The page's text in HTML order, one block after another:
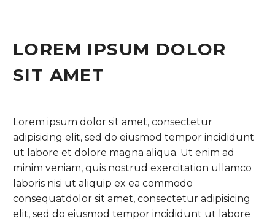
LOREM IPSUM DOLOR
SIT AMET
Lorem ipsum dolor sit amet, consectetur
adipisicing elit, sed do eiusmod tempor incididunt
ut labore et dolore magna aliqua. Ut enim ad
minim veniam, quis nostrud exercitation ullamco
laboris nisi ut aliquip ex ea commodo
consequatdolor sit amet, consectetur adipisicing
elit, sed do eiusmod tempor incididunt ut labore